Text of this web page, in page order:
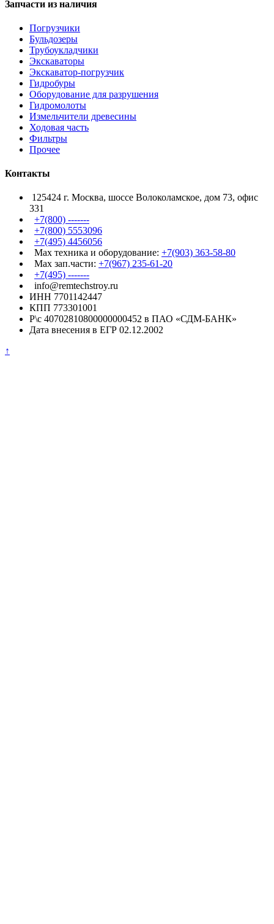
Запчасти из наличия
Погрузчики
Бульдозеры
Трубоукладчики
Экскаваторы
Экскаватор-погрузчик
Гидробуры
Оборудование для разрушения
Гидромолоты
Измельчители древесины
Ходовая часть
Фильтры
Прочее
Контакты
125424 г. Москва, шоссе Волоколамское, дом 73, офис
331
+7(800) -------
+7(800) 5553096
+7(495) 4456056
Max техника и оборудование: +7(903) 363-58-80
Max зап.части: +7(967) 235-61-20
+7(495) -------
info@remtechstroy.ru
ИНН 7701142447
КПП 773301001
Р\с 40702810800000000452 в ПАО «СДМ-БАНК»
Дата внесения в ЕГР 02.12.2002
↑